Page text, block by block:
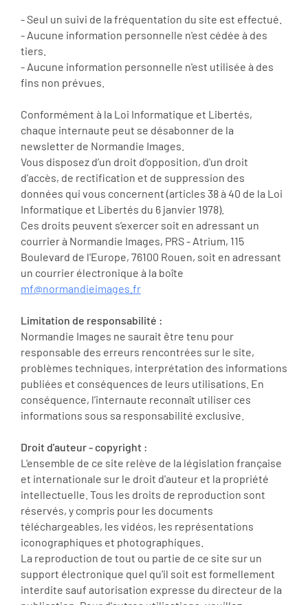
- Seul un suivi de la fréquentation du site est effectué.
- Aucune information personnelle n'est cédée à des
tiers.
- Aucune information personnelle n'est utilisée à des
fins non prévues.
Conformément à la Loi Informatique et Libertés,
chaque internaute peut se désabonner de la
newsletter de Normandie Images.
Vous disposez d’un droit d’opposition, d'un droit
d'accès, de rectification et de suppression des
données qui vous concernent (articles 38 à 40 de la Loi
Informatique et Libertés du 6 janvier 1978).
Ces droits peuvent s’exercer soit en adressant un
courrier à Normandie Images, PRS - Atrium, 115
Boulevard de l'Europe, 76100 Rouen, soit en adressant
un courrier électronique à la boîte
mf@normandieimages.fr
Limitation de responsabilité :
Normandie Images ne saurait être tenu pour
responsable des erreurs rencontrées sur le site,
problèmes techniques, interprétation des informations
publiées et conséquences de leurs utilisations. En
conséquence, l’internaute reconnaît utiliser ces
informations sous sa responsabilité exclusive.
Droit d'auteur - copyright :
L'ensemble de ce site relève de la législation française
et internationale sur le droit d'auteur et la propriété
intellectuelle. Tous les droits de reproduction sont
réservés, y compris pour les documents
téléchargeables, les vidéos, les représentations
iconographiques et photographiques.
La reproduction de tout ou partie de ce site sur un
support électronique quel qu'il soit est formellement
interdite sauf autorisation expresse du directeur de la